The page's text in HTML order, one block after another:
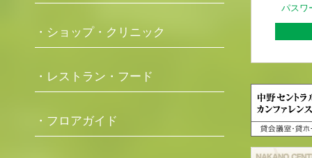
・ショップ・クリニック
・レストラン・フード
・フロアガイド
パスワ